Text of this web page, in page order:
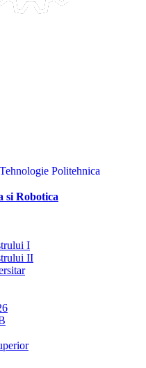
Politehnica
si Robotica
I
II